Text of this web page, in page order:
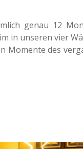
genau 12
in unse­ren vier
Momen­te des